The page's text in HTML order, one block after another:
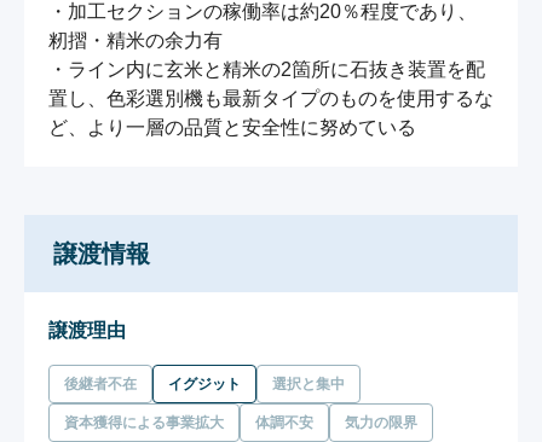
・加工セクションの稼働率は約20％程度であり、
籾摺・精米の余力有
・ライン内に玄米と精米の2箇所に石抜き装置を配
置し、色彩選別機も最新タイプのものを使用するな
ど、より一層の品質と安全性に努めている
譲渡情報
譲渡理由
後継者不在 イグジット 選択と集中
資本獲得による事業拡大 体調不安 気力の限界